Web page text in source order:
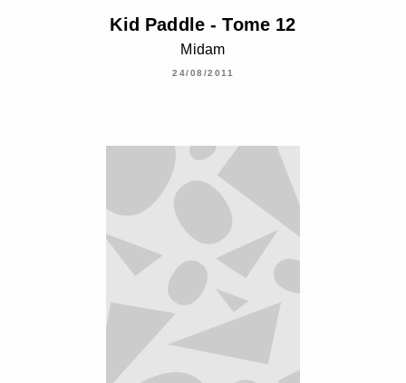
Kid Paddle - Tome 12
Midam
24/08/2011